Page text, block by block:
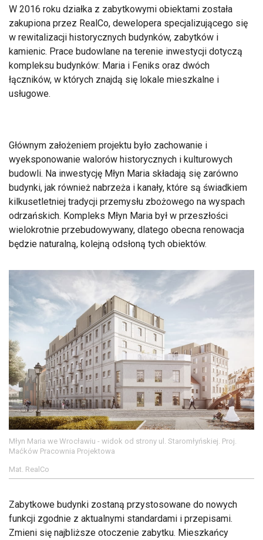
W 2016 roku działka z zabytkowymi obiektami została
zakupiona przez RealCo, dewelopera specjalizującego się
w rewitalizacji historycznych budynków, zabytków i
kamienic. Prace budowlane na terenie inwestycji dotyczą
kompleksu budynków: Maria i Feniks oraz dwóch
łączników, w których znajdą się lokale mieszkalne i
usługowe.
Głównym założeniem projektu było zachowanie i
wyeksponowanie walorów historycznych i kulturowych
budowli. Na inwestycję Młyn Maria składają się zarówno
budynki, jak również nabrzeża i kanały, które są świadkiem
kilkusetletniej tradycji przemysłu zbożowego na wyspach
odrzańskich. Kompleks Młyn Maria był w przeszłości
wielokrotnie przebudowywany, dlatego obecna renowacja
będzie naturalną, kolejną odsłoną tych obiektów.
Młyn Maria we Wrocławiu - widok od strony ul. Staromłyńskiej. Proj.
Maćków Pracownia Projektowa
Mat. RealCo
Zabytkowe budynki zostaną przystosowane do nowych
funkcji zgodnie z aktualnymi standardami i przepisami.
Zmieni się najbliższe otoczenie zabytku. Mieszkańcy